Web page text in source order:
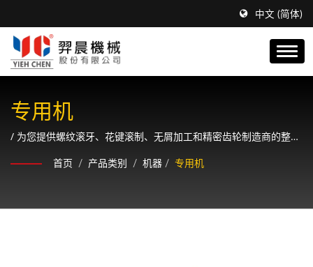
中文 (简体)
专用机
/ 为您提供螺纹滚牙、花键滚制、无屑加工和精密齿轮制造商的整体
首页 / 产品类别 / 机器 / 专用机